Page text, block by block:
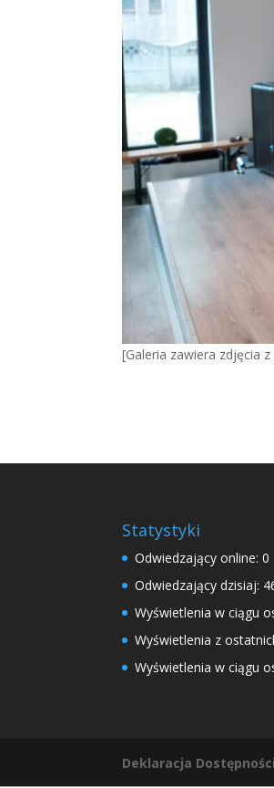
[Galeria zawiera zdjęcia
Statystyki
Odwiedzający online:0
Odwiedzający dzisiaj:
Wyświetlenia w ciągu
Wyświetlenia z
Wyświetlenia w ciągu
Deklaracja Dostępności